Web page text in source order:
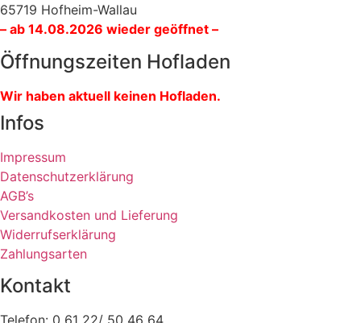
65719 Hofheim-Wallau
– ab 14.08.2026 wieder geöffnet –
Öffnungszeiten Hofladen
Wir haben aktuell keinen Hofladen.
Infos
Impressum
Datenschutzerklärung
AGB’s
Versandkosten und Lieferung
Widerrufserklärung
Zahlungsarten
Kontakt